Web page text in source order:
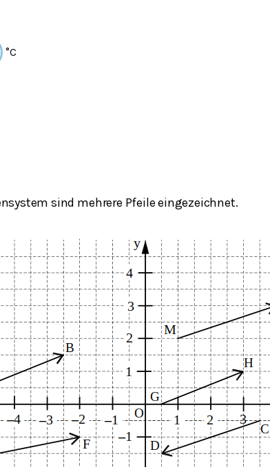
°C
sind mehrere Pfeile eingezeichnet.